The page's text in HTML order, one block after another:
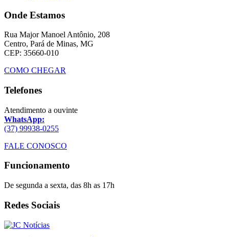
Onde Estamos
Rua Major Manoel Antônio, 208
Centro, Pará de Minas, MG
CEP: 35660-010
COMO CHEGAR
Telefones
Atendimento a ouvinte
WhatsApp:
(37) 99938-0255
FALE CONOSCO
Funcionamento
De segunda a sexta, das 8h as 17h
Redes Sociais